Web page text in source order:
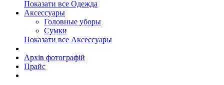
Показати все Одежда
Аксессуары
Головные уборы
Сумки
Показати все Аксессуары
Архів фотографій
Прайс